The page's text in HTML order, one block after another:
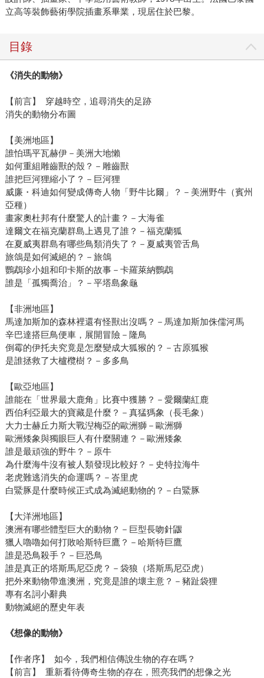
立高等裝飾藝術學院插畫系畢業，現居住於巴黎。
目錄
《消失的動物》
【前言】 穿越時空，追尋消失的足跡
消失的動物分布圖
【美洲地區】
誰怕瑪平瓦赫伊－美洲大地懶
如何重組雕齒獸的殼？－雕齒獸
誰把巨河狸縮小了？－巨河狸
威廉・科迪如何變成傳奇人物「野牛比爾」？－美洲野牛（賓州
亞種）
畫家奧杜邦有什麼驚人的計畫？－大海雀
達爾文在福克蘭群島上遇見了誰？－福克蘭狐
在夏威夷群島有哪些鳥類消失了？－夏威夷管舌鳥
旅鴿是如何滅絕的？－旅鴿
鸚鵡珍小姐和印卡斯的故事－卡羅萊納鸚鵡
誰是「孤獨喬治」？－平塔島象龜
【非洲地區】
馬達加斯加的森林裡還有怪獸出沒嗎？－馬達加斯加侏儒河馬
辛巴達搭巨鳥便車，展開冒險－隆鳥
倒霉的伊托夫究竟是怎麼變成大狐猴的？－古原狐猴
是誰拯救了大櫨欖樹？－多多鳥
【歐亞地區】
誰能在「世界最大鹿角」比賽中獲勝？－愛爾蘭紅鹿
西伯利亞最大的寶藏是什麼？－真猛獁象（長毛象）
大力士赫丘力斯大戰湼梅亞的歐洲獅－歐洲獅
歐洲矮象與獨眼巨人有什麼關連？－歐洲矮象
誰是最頑強的野牛？－原牛
為什麼海牛沒有被人類發現比較好？－史特拉海牛
老虎難逃消失的命運嗎？－峇里虎
白鱀豚是什麼時候正式成為滅絕動物的？－白鱀豚
【大洋洲地區】
澳洲有哪些體型巨大的動物？－巨型長吻針鼴
獵人嚕嚕如何打敗哈斯特巨鷹？－哈斯特巨鷹
誰是恐鳥殺手？－巨恐鳥
誰是真正的塔斯馬尼亞虎？－袋狼（塔斯馬尼亞虎）
把外來動物帶進澳洲，究竟是誰的壞主意？－豬趾袋狸
專有名詞小辭典
動物滅絕的歷史年表
《想像的動物》
【作者序】 如今，我們相信傳說生物的存在嗎？
【前言】 重新看待傳奇生物的存在，照亮我們的想像之光